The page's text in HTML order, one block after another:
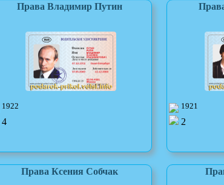
Права Владимир Путин
1922
4
1921
2
Права Ксения Собчак